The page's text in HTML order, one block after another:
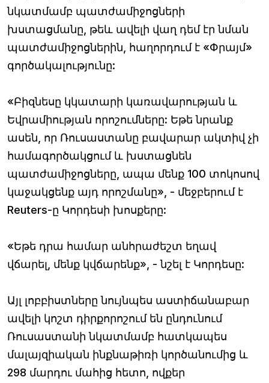
նկատմամբ պատժամիջոցների
խստացմանը, թեև ավելի վաղ դեմ էր նման
պատժամիջոցներին, հաղորդում է «Փրայմ»
գործակալությունը:
«Բիզնեսը կկատարի կառավարության և
Եվրամիության որոշումները: Եթե նրանք
ասեն, որ Ռուսաստանը բավարար ակտիվ չի
համագործակցում և խստացնեն
պատժամիջոցները, ապա մենք 100 տոկոսով
կաջակցենք այդ որոշմանը», - մեջբերում է
Reuters-ը Կորդեսի խոսքերը:
«Եթե դրա համար անհրաժեշտ եղավ
վճարել, մենք կվճարենք», - նշել է Կորդեսը:
Այլ լոբբիստները նույնպես աստիճանաբար
ավելի կոշտ դիրքորոշում են ընդունում
Ռուսաստանի նկատմամբ հատկապես
մալայզիական ինքնաթիռի կործանումից և
298 մարդու մահից հետո, ովքեր